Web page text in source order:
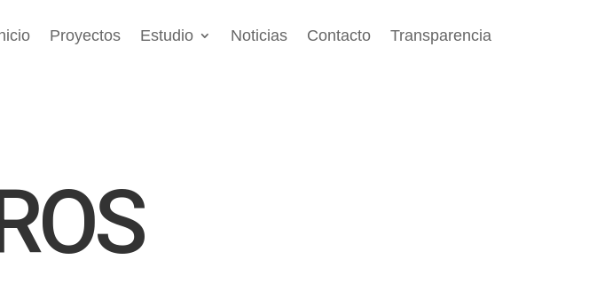
Proyectos Estudio Noticias Contacto Transparencia